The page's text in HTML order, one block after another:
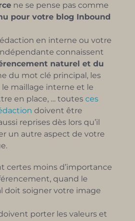
ne se pense pas comme
pour votre blog Inbound
en interne ou votre
connaissent
naturel et du
du mot clé principal, les
le maillage interne et le
en place, … toutes ces
doivent être
reprises dès lors qu’il
un autre aspect de votre
certes moins d’importance
quand le
doit soigner votre image
porter les valeurs et